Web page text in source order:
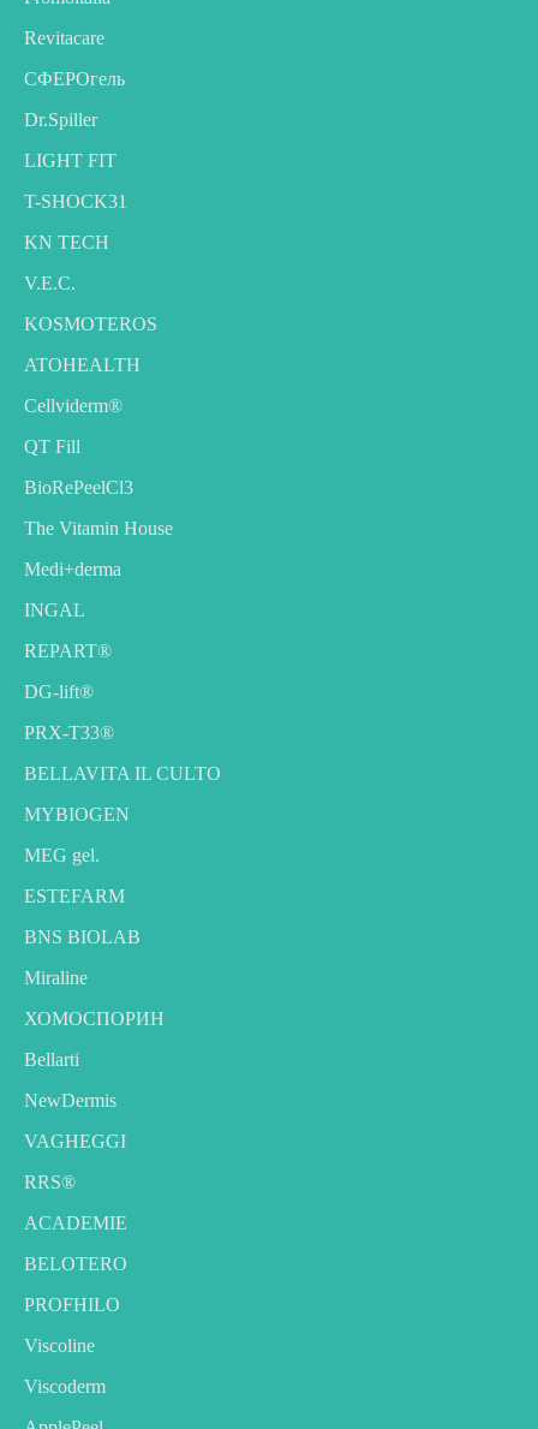
Revitacare
CФЕРОгель
Dr.Spiller
LIGHT FIT
T-SHOCK31
KN TECH
V.E.C.
KOSMOTEROS
ATOHEALTH
Cellviderm®
QT Fill
BioRePeelCl3
The Vitamin House
Medi+derma
INGAL
REPART®
DG-lift®️
PRX-T33®
BELLAVITA IL CULTO
MYBIOGEN
MEG gel.
ESTEFARM
BNS BIOLAB
Miraline
ХОМОСПОРИН
Bellarti
NewDermis
VAGHEGGI
RRS®
ACADEMIE
BELOTERO
PROFHILO
Viscoline
Viscoderm